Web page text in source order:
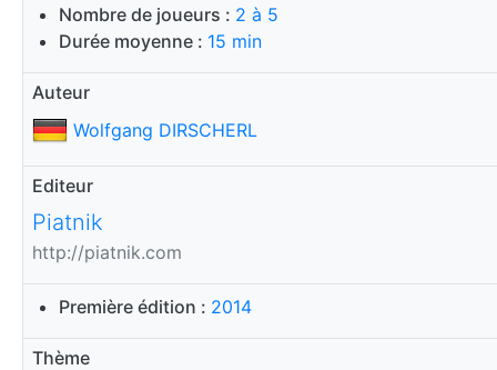
Nombre de joueurs : 2 à 5
Durée moyenne : 15 min
Auteur
Wolfgang DIRSCHERL
Editeur
Piatnik
http://piatnik.com
Première édition : 2014
Thème